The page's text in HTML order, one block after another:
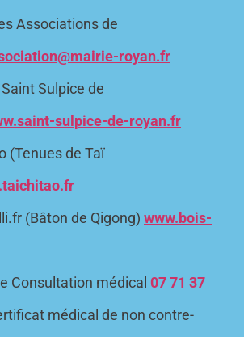
Associations de
royan.fr
Sulpice de
sulpice-de-royan.fr
(Tenues de Taï
(Bâton de Qigong) www.bois-
Consultation médical 07 71 37
médical de non contre-